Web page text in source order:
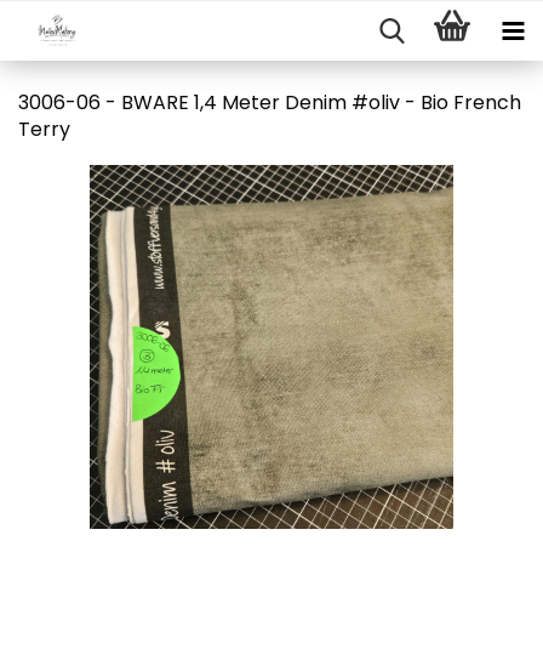
3006-06 - BWARE 1,4 Meter Denim #oliv - Bio French
Terry